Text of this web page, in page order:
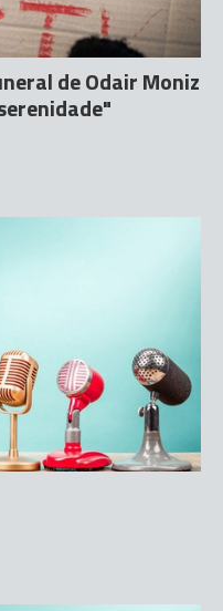
de Odair Moniz